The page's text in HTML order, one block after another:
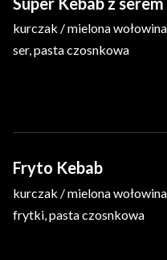
kurczak / mielona
ser, pasta czosnkowa
Fryto Kebab
kurczak / mielona
frytki, pasta czosnkowa